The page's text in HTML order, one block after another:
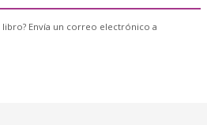
libro? Envía un correo electrónico a